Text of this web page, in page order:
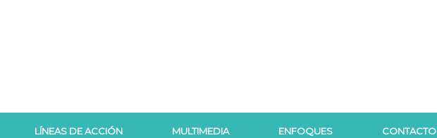
LÍNEAS DE ACCIÓN MULTIMEDIA ENFOQUES CONTACTO